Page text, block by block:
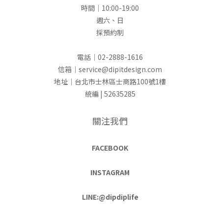
時間｜10:00-19:00
週六、日
採預約制
電話｜02-2888-1616
信箱｜service@dipitdesign.com
地址｜台北市士林區士商路100號1樓
統編 | 52635285
關注我們
FACEBOOK
INSTAGRAM
LINE:@dipdiplife